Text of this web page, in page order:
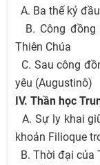
A. Ba thế kỷ
B. Công đồng
Thiên Chúa
C. Sau công
yêu (Augustinô)
IV. Thần học
A. Sự ly khai
khoản Filioque
B. Thời đại của